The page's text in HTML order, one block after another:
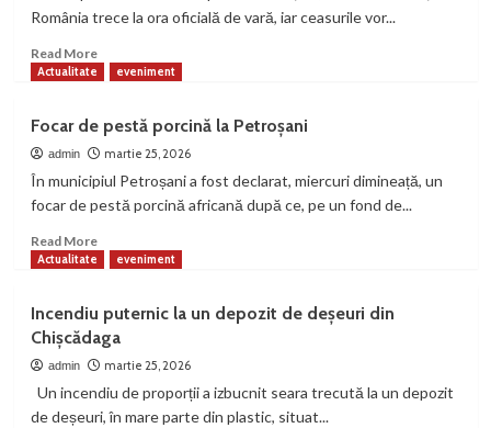
intervenție
a
România trece la ora oficială de vară, iar ceasurile vor...
Read MoreRead
more
la
ora
de
modifică
circulația
trenurilor:
curse
vor
pleca
cu
întârziere
Actualitate eveniment
Focar de pestă porcină la Petroșani
admin martie 25, 2026
În municipiul Petroșani a fost declarat, miercuri dimineață, un
focar de pestă porcină africană după ce, pe un fond de...
Read MoreRead
more
de
pestă
porcină
la
Petroșani
Actualitate eveniment
Incendiu puternic la un depozit de deșeuri din
Chișcădaga
admin martie 25, 2026
Un incendiu de proporții a izbucnit seara trecută la un depozit
de deșeuri, în mare parte din plastic, situat...